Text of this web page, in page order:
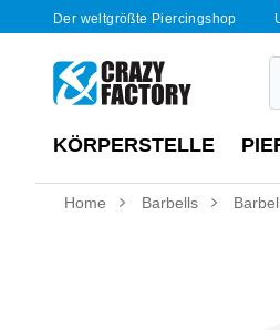
Der weltgrößte Piercingshop
KÖRPERSTELLE
Home Barbells